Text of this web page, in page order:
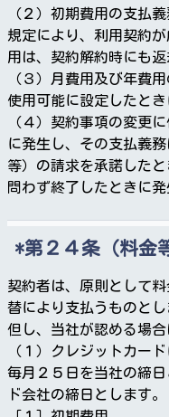
（２）初期費用の支払
規定により、利用契約
用は、契約解約時にも返
（３）月費用及び年費
使用可能に設定したとき
（４）契約事項の変更
に発生し、その支払義
等）の請求を承諾した
問わず終了したときに発
第２４条（料金
契約者は、原則として
替により支払うものとし
但し、当社が認める場
（１）クレジットカー
毎月２５日を当社の締
ド会社の締日とします。